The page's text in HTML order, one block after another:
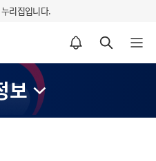
리집입니다.
알림설정 바로가기 검색 바로가기 메뉴 열기
보